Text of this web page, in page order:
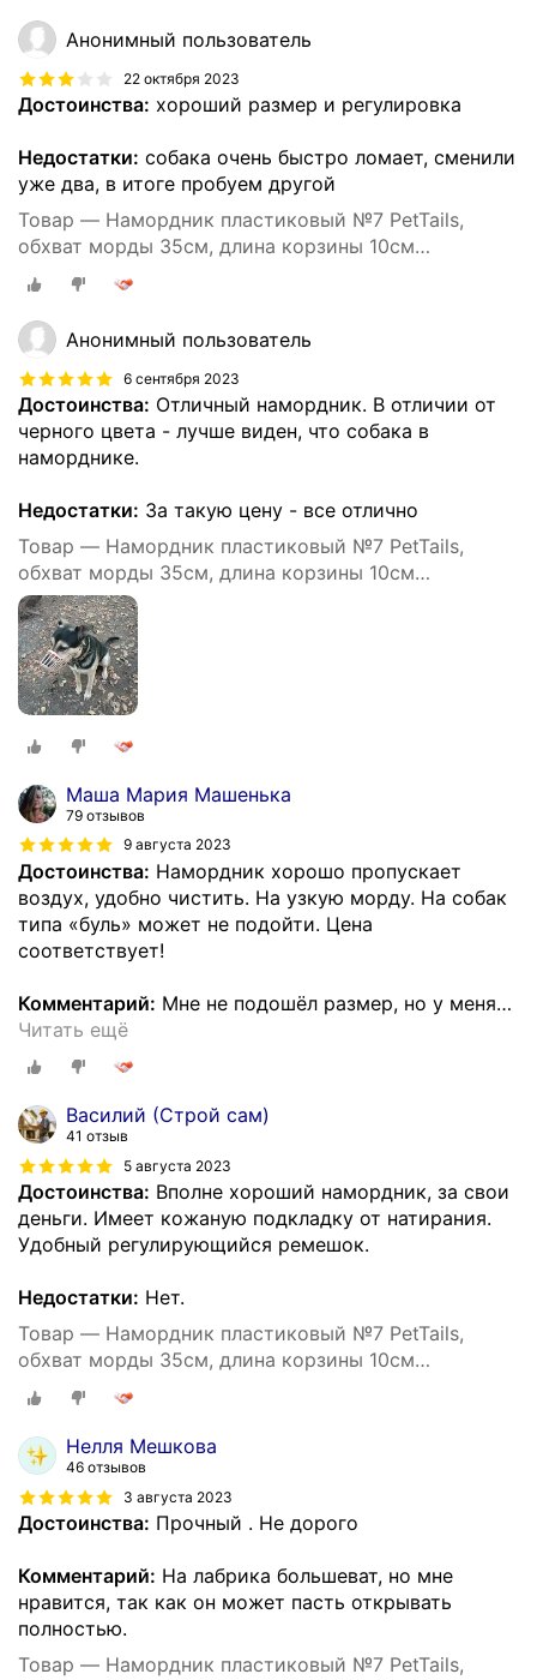
Анонимный пользователь
22 октября 2023
Достоинства: хороший размер и регулировка
Недостатки: собака очень быстро ломает, сменили
уже два, в итоге пробуем другой
Товар — Намордник пластиковый №7 PetTails,
обхват морды 35см, длина корзины 10см
(ньюфаундленд)
Анонимный пользователь
6 сентября 2023
Достоинства: Отличный намордник. В отличии от
черного цвета - лучше виден, что собака в
наморднике.
Недостатки: За такую цену - все отлично
Товар — Намордник пластиковый №7 PetTails,
обхват морды 35см, длина корзины 10см
(ньюфаундленд)
Маша Мария Машенька
79 отзывов
9 августа 2023
Достоинства: Намордник хорошо пропускает
воздух, удобно чистить. На узкую морду. На собак
типа «буль» может не подойти. Цена
соответствует!
Комментарий: Мне не подошёл размер, но у меня…
Читать ещё
Василий (Строй сам)
41 отзыв
5 августа 2023
Достоинства: Вполне хороший намордник, за свои
деньги. Имеет кожаную подкладку от натирания.
Удобный регулирующийся ремешок.
Недостатки: Нет.
Товар — Намордник пластиковый №7 PetTails,
обхват морды 35см, длина корзины 10см
(ньюфаундленд)
Нелля Мешкова
46 отзывов
3 августа 2023
Достоинства: Прочный . Не дорого
Комментарий: На лабрика большеват, но мне
нравится, так как он может пасть открывать
полностью.
Товар — Намордник пластиковый №7 PetTails,